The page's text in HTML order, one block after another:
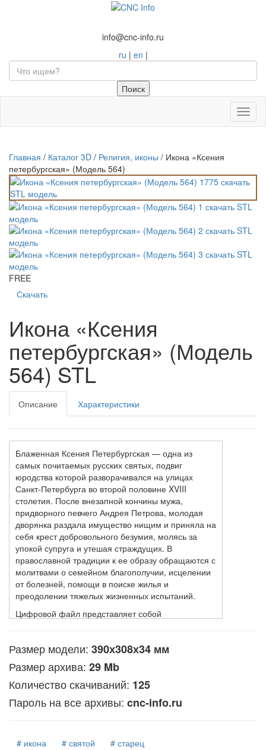
info@cnc-info.ru
ru | en |
Главная / Каталог 3D / Религия, иконы / Икона «Ксения
петербургская» (Модель 564)
FREE
Скачать
Икона «Ксения
петербургская» (Модель
564) STL
Описание Характеристики
Блаженная Ксения Петербургская — одна из
самых почитаемых русских святых, подвиг
юродства которой разворачивался на улицах
Санкт-Петербурга во второй половине XVIII
столетия. После внезапной кончины мужа,
придворного певчего Андрея Петрова, молодая
дворянка раздала имущество нищим и приняла на
себя крест добровольного безумия, молясь за
упокой супруга и утешая страждущих. В
православной традиции к ее образу обращаются с
молитвами о семейном благополучии, исцелении
от болезней, помощи в поиске жилья и
преодолении тяжелых жизненных испытаний.
Цифровой файл представляет собой
изображений. Данное изделие применяется для
последующей фрезеровки на станках с ЧПУ из
дерева, камня или полимерных материалов, а
также для послойного выращивания на 3D-
принтерах.
Размер модели: 390х308х34 мм
Размер архива: 29 Mb
Количество скачиваний: 125
Пароль на все архивы: cnc-info.ru
# икона # святой # старец